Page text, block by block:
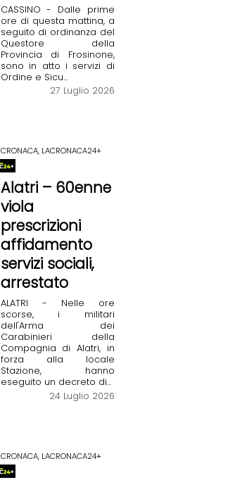
CASSINO - Dalle prime
ore di questa mattina, a
seguito di ordinanza del
Questore della
Provincia di Frosinone,
sono in atto i servizi di
Ordine e Sicu...
27 Luglio 2026
CRONACA, LACRONACA24+
Alatri – 60enne
viola
prescrizioni
affidamento
servizi sociali,
arrestato
ALATRI - Nelle ore
scorse, i militari
dell'Arma dei
Carabinieri della
Compagnia di Alatri, in
forza alla locale
Stazione, hanno
eseguito un decreto di...
24 Luglio 2026
CRONACA, LACRONACA24+